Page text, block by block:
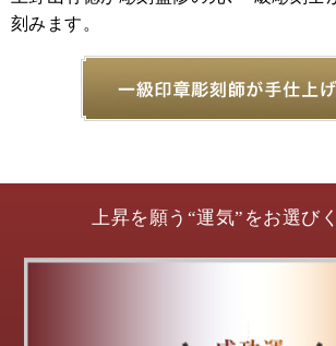
刻みます。
上昇を願う“運気”をお選び